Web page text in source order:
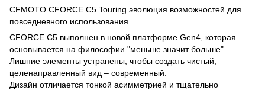
CFMOTO CFORCE C5 Touring эволюция возможностей для
повседневного использования
CFORCE C5 выполнен в новой платформе Gen4, которая
основывается на философии "меньше значит больше".
Лишние элементы устранены, чтобы создать чистый,
целенаправленный вид – современный.
Дизайн отличается тонкой асимметрией и тщательно